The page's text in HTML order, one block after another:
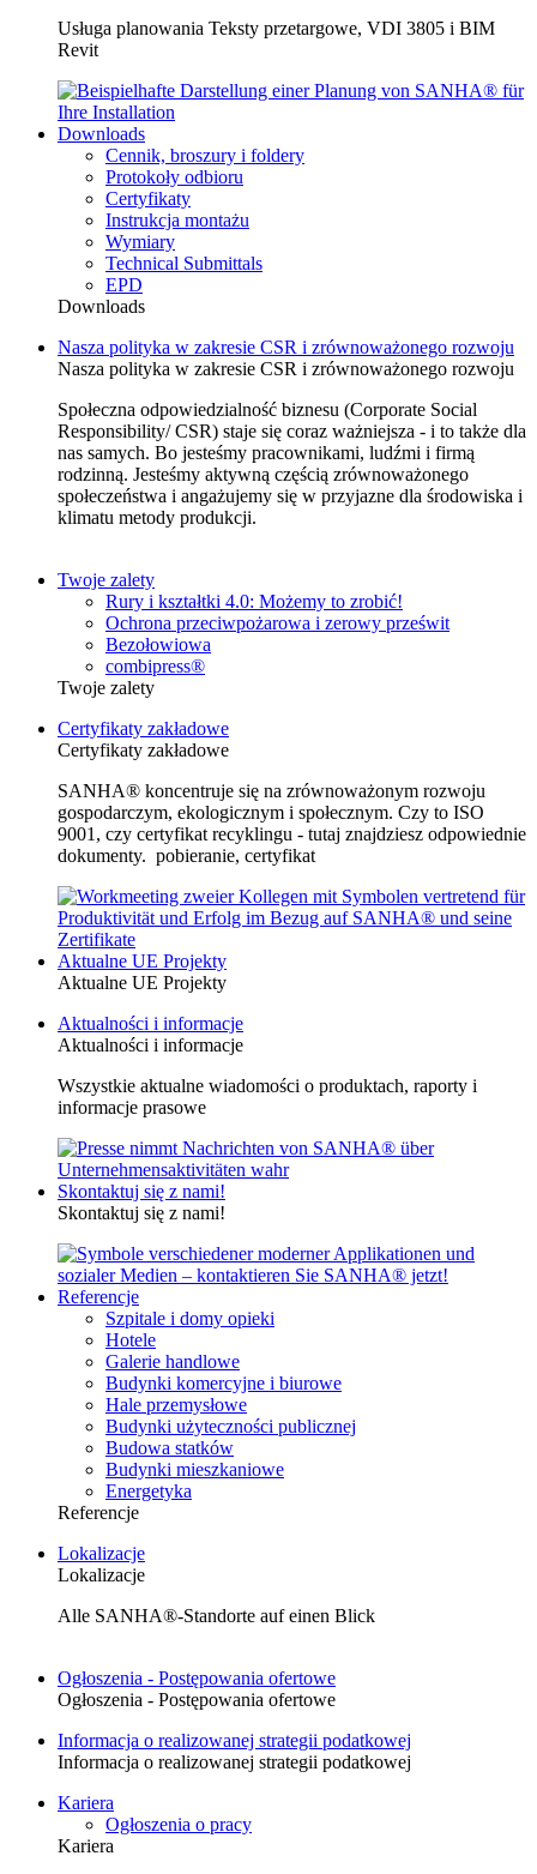
Usługa planowania Teksty przetargowe, VDI 3805 i BIM
Revit
Downloads
Cennik, broszury i foldery
Protokoły odbioru
Certyfikaty
Instrukcja montażu
Wymiary
Technical Submittals
EPD
Downloads
Nasza polityka w zakresie CSR i zrównoważonego rozwoju
Nasza polityka w zakresie CSR i zrównoważonego rozwoju
Społeczna odpowiedzialność biznesu (Corporate Social
Responsibility/ CSR) staje się coraz ważniejsza - i to także dla
nas samych. Bo jesteśmy pracownikami, ludźmi i firmą
rodzinną. Jesteśmy aktywną częścią zrównoważonego
społeczeństwa i angażujemy się w przyjazne dla środowiska i
klimatu metody produkcji.
Twoje zalety
Rury i kształtki 4.0: Możemy to zrobić!
Ochrona przeciwpożarowa i zerowy prześwit
Bezołowiowa
combipress®
Twoje zalety
Certyfikaty zakładowe
Certyfikaty zakładowe
SANHA® koncentruje się na zrównoważonym rozwoju
gospodarczym, ekologicznym i społecznym. Czy to ISO
9001, czy certyfikat recyklingu - tutaj znajdziesz odpowiednie
dokumenty. pobieranie, certyfikat
Aktualne UE Projekty
Aktualne UE Projekty
Aktualności i informacje
Aktualności i informacje
Wszystkie aktualne wiadomości o produktach, raporty i
informacje prasowe
Skontaktuj się z nami!
Skontaktuj się z nami!
Referencje
Szpitale i domy opieki
Hotele
Galerie handlowe
Budynki komercyjne i biurowe
Hale przemysłowe
Budynki użyteczności publicznej
Budowa statków
Budynki mieszkaniowe
Energetyka
Referencje
Lokalizacje
Lokalizacje
Alle SANHA®-Standorte auf einen Blick
Ogłoszenia - Postępowania ofertowe
Ogłoszenia - Postępowania ofertowe
Informacja o realizowanej strategii podatkowej
Informacja o realizowanej strategii podatkowej
Kariera
Ogłoszenia o pracy
Kariera